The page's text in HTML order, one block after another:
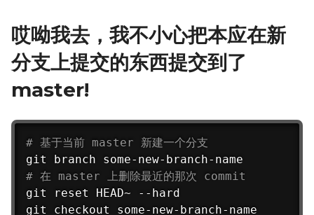
哎呦我去，我不小心把本应在新
分支上提交的东西提交到了
master!
# 基于当前 master 新建一个分支
# 在 master 上删除最近的那次 commit
git reset HEAD~ --hard